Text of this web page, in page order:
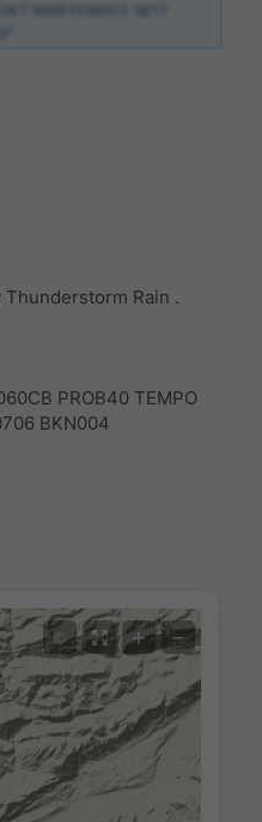
Rain .
PROB40 TEMPO
BKN004
© + −